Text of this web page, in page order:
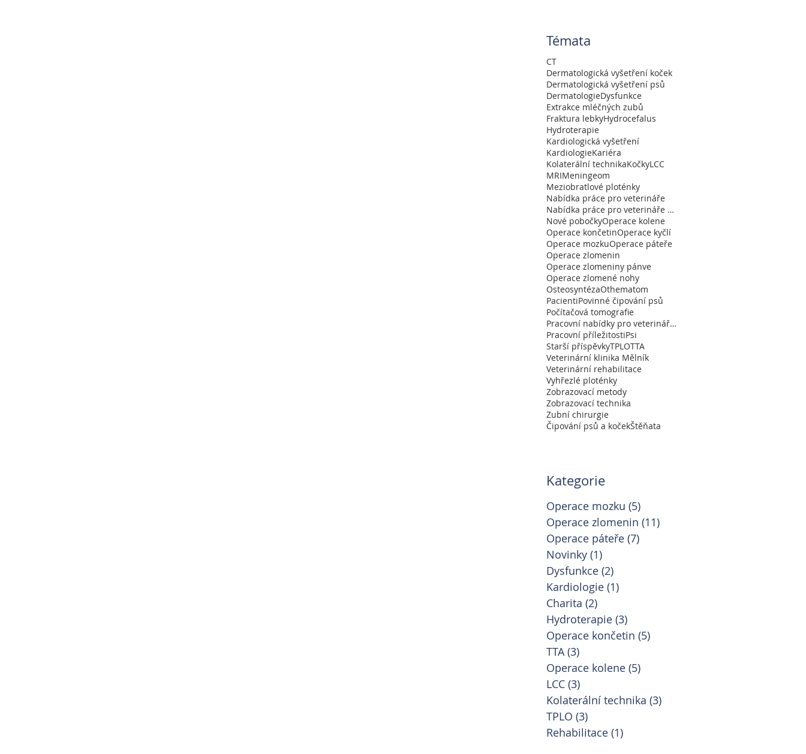
Témata
CT
Dermatologická vyšetření koček
Dermatologická vyšetření psů
DermatologieDysfunkce
Extrakce mléčných zubů
Fraktura lebkyHydrocefalus
Hydroterapie
Kardiologická vyšetření
KardiologieKariéra
Kolaterální technikaKočkyLCC
MRIMeningeom
Meziobratlové ploténky
Nabídka práce pro veterináře
Nabídka práce pro veterináře a absolventy
Nové pobočkyOperace kolene
Operace končetinOperace kyčlí
Operace mozkuOperace páteře
Operace zlomenin
Operace zlomeniny pánve
Operace zlomené nohy
OsteosyntézaOthematom
PacientiPovinné čipování psů
Počítačová tomografie
Pracovní nabídky pro veterináře a absolventy
Pracovní příležitostiPsi
Starší příspěvkyTPLOTTA
Veterinární klinika Mělník
Veterinární rehabilitace
Vyhřezlé ploténky
Zobrazovací metody
Zobrazovací technika
Zubní chirurgie
Čipování psů a kočekŠtěňata
Kategorie
Operace mozku (5)
Operace zlomenin (11)
Operace páteře (7)
Novinky (1)
Dysfunkce (2)
Kardiologie (1)
Charita (2)
Hydroterapie (3)
Operace končetin (5)
TTA (3)
Operace kolene (5)
LCC (3)
Kolaterální technika (3)
TPLO (3)
Rehabilitace (1)